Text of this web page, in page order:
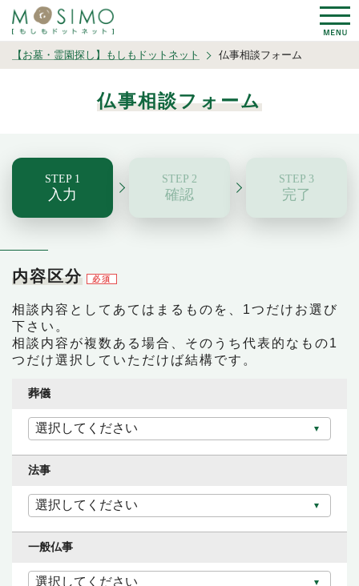
【お墓・霊園探し】もしもドットネット 仏事相談フォーム
仏事相談フォーム
入力 確認 完了
内容区分 必須
相談内容としてあてはまるものを、1つだけお選び
下さい。
相談内容が複数ある場合、そのうち代表的なもの1
つだけ選択していただけば結構です。
葬儀
法事
一般仏事